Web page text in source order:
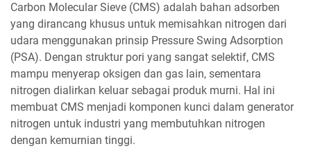
Carbon Molecular Sieve (CMS) adalah bahan adsorben
yang dirancang khusus untuk memisahkan nitrogen dari
udara menggunakan prinsip Pressure Swing Adsorption
(PSA). Dengan struktur pori yang sangat selektif, CMS
mampu menyerap oksigen dan gas lain, sementara
nitrogen dialirkan keluar sebagai produk murni. Hal ini
membuat CMS menjadi komponen kunci dalam generator
nitrogen untuk industri yang membutuhkan nitrogen
dengan kemurnian tinggi.